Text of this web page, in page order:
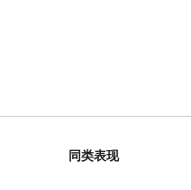
同类表现